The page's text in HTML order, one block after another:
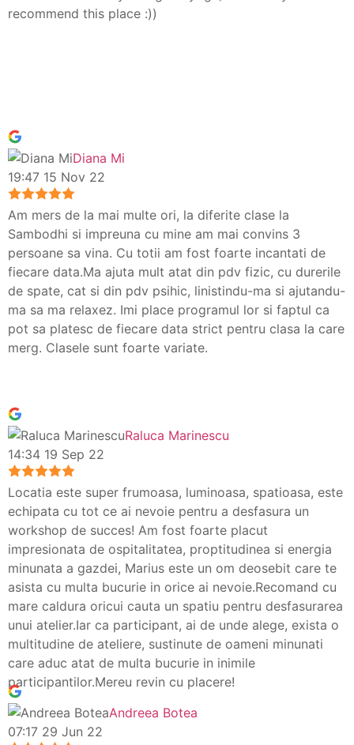
recommend this place :))
Diana Mi
19:47 15 Nov 22
Am mers de la mai multe ori, la diferite clase la
Sambodhi si impreuna cu mine am mai convins 3
persoane sa vina. Cu totii am fost foarte incantati de
fiecare data.Ma ajuta mult atat din pdv fizic, cu durerile
de spate, cat si din pdv psihic, linistindu-ma si ajutandu-
ma sa ma relaxez. Imi place programul lor si faptul ca
pot sa platesc de fiecare data strict pentru clasa la care
merg. Clasele sunt foarte variate.
Raluca Marinescu
14:34 19 Sep 22
Locatia este super frumoasa, luminoasa, spatioasa, este
echipata cu tot ce ai nevoie pentru a desfasura un
workshop de succes! Am fost foarte placut
impresionata de ospitalitatea, proptitudinea si energia
minunata a gazdei, Marius este un om deosebit care te
asista cu multa bucurie in orice ai nevoie.Recomand cu
mare caldura oricui cauta un spatiu pentru desfasurarea
unui atelier.Iar ca participant, ai de unde alege, exista o
multitudine de ateliere, sustinute de oameni minunati
care aduc atat de multa bucurie in inimile
participantilor.Mereu revin cu placere!
Andreea Botea
07:17 29 Jun 22